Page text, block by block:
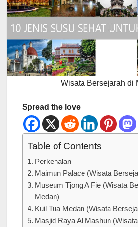
Wisata Bersejarah di
Spread the love
Table of Contents
Perkenalan
Maimun Palace (Wisata
Museum Tjong A Fie (Wisata
Medan)
Kuil Tua Medan (Wisata
Masjid Raya Al Mashun